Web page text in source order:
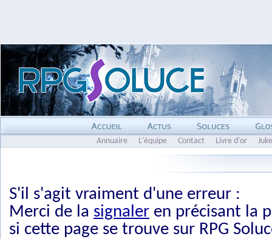
Annuaire L'équipe Contact Livre d'or
S'il s'agit vraiment d'une erreur :
Merci de la signaler en précisant la
si cette page se trouve sur RPG